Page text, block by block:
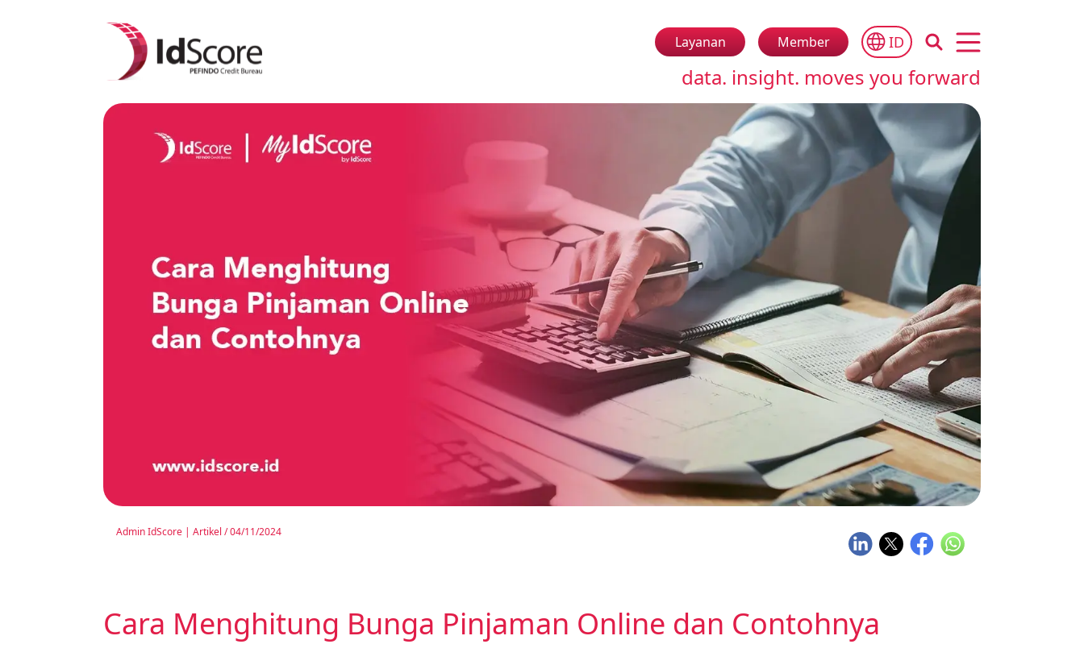
Layanan Member ID Open main menu
data. insight. moves you forward
Admin IdScore | Artikel /04/11/2024
Cara Menghitung Bunga Pinjaman Online dan Contohnya